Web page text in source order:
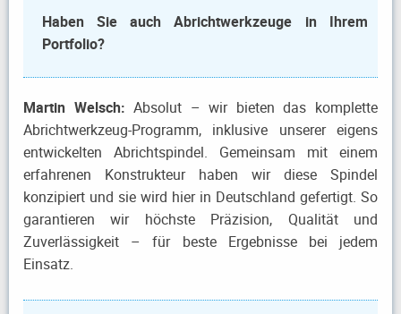
Haben Sie auch Abrichtwerkzeuge in Ihrem
Portfolio?
Martin Welsch: Absolut – wir bieten das komplette
Abrichtwerkzeug-Programm, inklusive unserer eigens
entwickelten Abrichtspindel. Gemeinsam mit einem
erfahrenen Konstrukteur haben wir diese Spindel
konzipiert und sie wird hier in Deutschland gefertigt. So
garantieren wir höchste Präzision, Qualität und
Zuverlässigkeit – für beste Ergebnisse bei jedem
Einsatz.